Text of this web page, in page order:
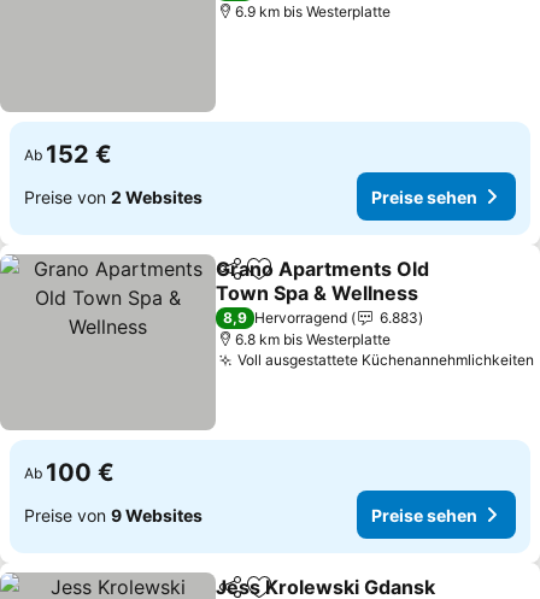
6.9 km bis Westerplatte
Ab 152 €
Preise von 2 Websites Preise sehen
TeilenZu Favoriten hinzufügen
Grano Apartments Old
Town Spa & Wellness
8,9 Hervorragend
6.883
6.8 km bis Westerplatte
Voll ausgestattete Küchenannehmlichkeiten
Ab 100 €
Preise von 9 Websites Preise sehen
Jess Krolewski Gdansk